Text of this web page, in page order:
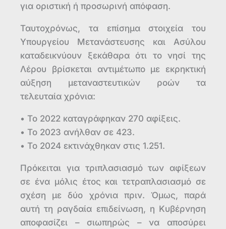
για οριστική ή προσωρινή απόφαση.
Ταυτοχρόνως, τα επίσημα στοιχεία του
Υπουργείου Μετανάστευσης και Ασύλου
καταδεικνύουν ξεκάθαρα ότι το νησί της
Λέρου βρίσκεται αντιμέτωπο με εκρηκτική
αύξηση μεταναστευτικών ροών τα
τελευταία χρόνια:
• Το 2022 καταγράφηκαν 270 αφίξεις.
• Το 2023 ανήλθαν σε 423.
• Το 2024 εκτινάχθηκαν στις 1.251.
Πρόκειται για τριπλασιασμό των αφίξεων
σε ένα μόλις έτος και τετραπλασιασμό σε
σχέση με δύο χρόνια πριν. Όμως, παρά
αυτή τη ραγδαία επιδείνωση, η Κυβέρνηση
αποφασίζει – σιωπηρώς – να αποσύρει